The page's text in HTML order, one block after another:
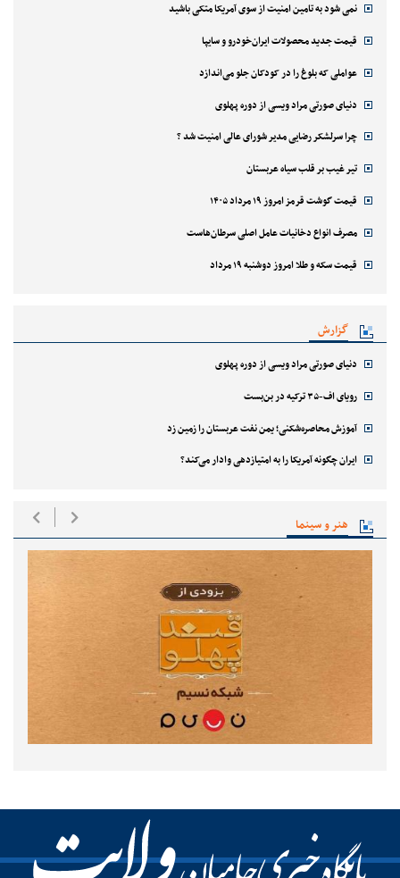
نمی شود به تامین امنیت از سوی آمریکا متکی باشید
قیمت جدید محصولات ایران‌خودرو و سایپا
عواملی که بلوغ را در کودکان جلو می‌اندازد
دنیای صورتی مراد ویسی از دوره پهلوی
چرا سرلشکر رضایی مدیر شورای عالی امنیت شد ؟
تیر غیب بر قلب سیاه عربستان
قیمت گوشت قرمز امروز ۱۹ مرداد ۱۴۰۵
مصرف انواع دخانیات عامل اصلی سرطان‌هاست
قیمت سکه و طلا امروز دوشنبه ۱۹ مرداد
گزارش
دنیای صورتی مراد ویسی از دوره پهلوی
رویای اف-۳۵ ترکیه در بن‌بست
آموزش محاصره‌شکنی؛ یمن نفت عربستان را زمین زد
ایران چگونه آمریکا را به امتیازدهی وادار می‌کند؟
هنر و سینما